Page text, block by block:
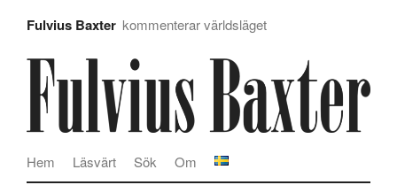
Fulvius Baxter kommenterar världsläget
Om
Sök
Läsvärt
Hem